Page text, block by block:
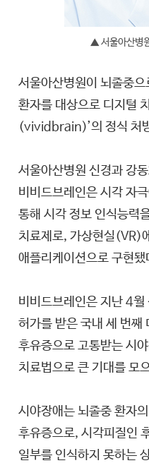
▲ 서울아산병
서울아산병원이 뇌졸중
환자를 대상으로 디지털
(vividbrain)’의 정식 처
서울아산병원 신경과 강
비비드브레인은 시각 자
통해 시각 정보 인식능력
치료제로, 가상현실(VR)
애플리케이션으로 구현됐
비비드브레인은 지난 4
허가를 받은 국내 세 번째
후유증으로 고통받는 시
치료법으로 큰 기대를 모
시야장애는 뇌졸중 환자
후유증으로, 시각피질인
일부를 인식하지 못하는